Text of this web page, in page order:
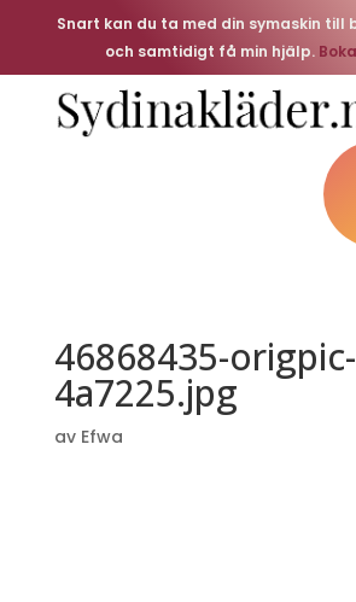
Snart kan du ta med din symaskin till
och samtidigt få min hjälp.
46868435-origpic-
4a7225.jpg
av Efwa